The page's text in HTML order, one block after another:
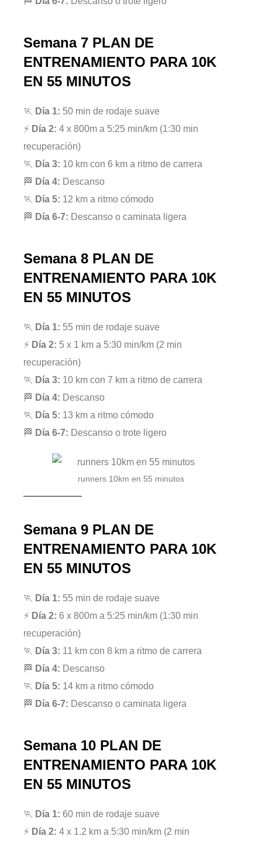
Semana 7 PLAN DE
ENTRENAMIENTO PARA 10K
EN 55 MINUTOS
🏃 Día 1: 50 min de rodaje suave
⚡ Día 2: 4 x 800m a 5:25 min/km (1:30 min
recuperación)
🏃 Día 3: 10 km con 6 km a ritmo de carrera
🏁 Día 4: Descanso
🏃 Día 5: 12 km a ritmo cómodo
🏁 Día 6-7: Descanso o caminata ligera
Semana 8 PLAN DE
ENTRENAMIENTO PARA 10K
EN 55 MINUTOS
🏃 Día 1: 55 min de rodaje suave
⚡ Día 2: 5 x 1 km a 5:30 min/km (2 min
recuperación)
🏃 Día 3: 10 km con 7 km a ritmo de carrera
🏁 Día 4: Descanso
🏃 Día 5: 13 km a ritmo cómodo
🏁 Día 6-7: Descanso o trote ligero
runners 10km en 55 minutos
Semana 9 PLAN DE
ENTRENAMIENTO PARA 10K
EN 55 MINUTOS
🏃 Día 1: 55 min de rodaje suave
⚡ Día 2: 6 x 800m a 5:25 min/km (1:30 min
recuperación)
🏃 Día 3: 11 km con 8 km a ritmo de carrera
🏁 Día 4: Descanso
🏃 Día 5: 14 km a ritmo cómodo
🏁 Día 6-7: Descanso o caminata ligera
Semana 10 PLAN DE
ENTRENAMIENTO PARA 10K
EN 55 MINUTOS
🏃 Día 1: 60 min de rodaje suave
⚡ Día 2: 4 x 1.2 km a 5:30 min/km (2 min